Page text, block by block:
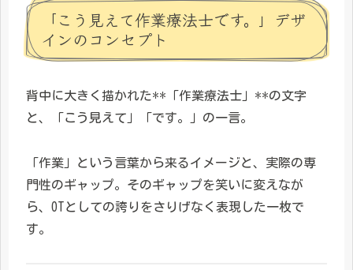
「こう見えて作業療法士です。」デザ
インのコンセプト
背中に大きく描かれた**「作業療法士」**の文字
と、「こう見えて」「です。」の一言。
「作業」という言葉から来るイメージと、実際の専
門性のギャップ。そのギャップを笑いに変えなが
ら、OTとしての誇りをさりげなく表現した一枚で
す。